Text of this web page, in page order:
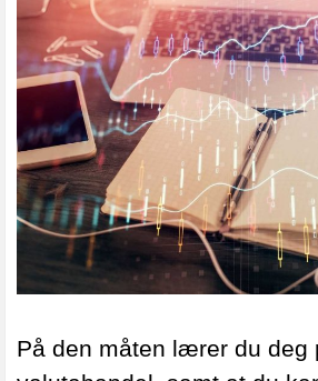
På den måten lærer du deg